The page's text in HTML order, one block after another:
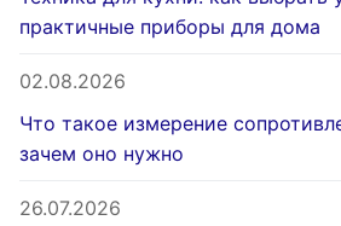
практичные приборы для дома
02.08.2026
Что такое измерение
зачем оно нужно
26.07.2026